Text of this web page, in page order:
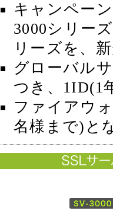
キャンペー
3000シリー
リーズを、
グローバル
つき、1ID(1
ファイアウ
名様まで)と